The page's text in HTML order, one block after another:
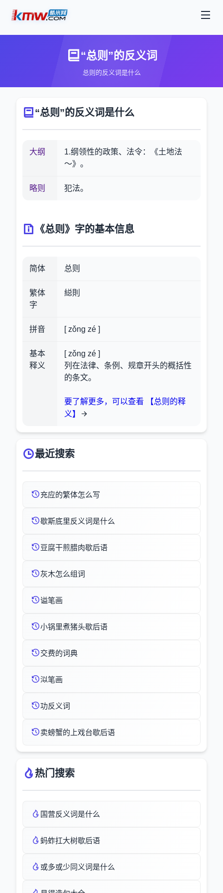
“总则”的反义词
总则的反义词是什么
“总则”的反义词是什么
大纲
1.纲领性的政策、法令：《土地法
～》。
略则 犯法。
《总则》字的基本信息
简体 总则
繁体
字
縂則
拼音 [ zǒng zé ]
基本
释义
[ zǒng zé ]
列在法律、条例、规章开头的概括性
的条文。
要了解更多，可以查看 【总则的释
义】
最近搜索
充应的繁体怎么写
歇斯底里反义词是什么
豆腐干煎腊肉歇后语
灰木怎么组词
谥笔画
小锅里煮猪头歇后语
交费的词典
泤笔画
功反义词
卖螃蟹的上戏台歇后语
热门搜索
国营反义词是什么
蚂蚱扛大树歇后语
或多或少同义词是什么